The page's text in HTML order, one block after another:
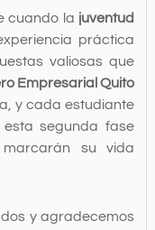
cuando la juventud
práctica
valiosas que
Empresarial Quito
y cada estudiante
segunda fase
marcarán su vida
y agradecemos